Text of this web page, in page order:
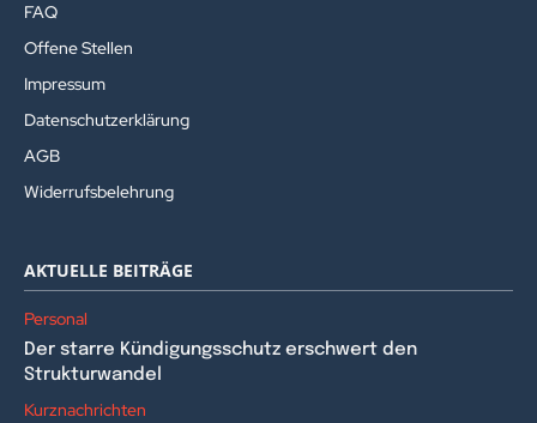
FAQ
Offene Stellen
Impressum
Datenschutzerklärung
AGB
Widerrufsbelehrung
AKTUELLE BEITRÄGE
Personal
Der starre Kündigungsschutz erschwert den
Strukturwandel
Kurznachrichten